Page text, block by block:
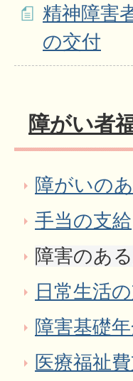
精神障害
の交付
障がい者
障がいの
手当の支給
障害のあ
日常生活の
障害基礎
医療福祉